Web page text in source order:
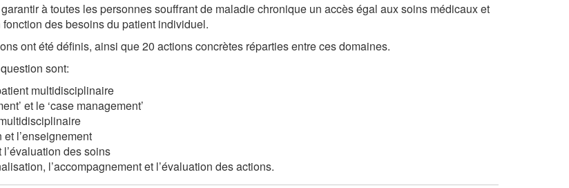
à toutes les personnes souffrant de maladie chronique un accès égal aux soins médicaux et
des besoins du patient individuel.
ont été définis, ainsi que 20 actions concrètes réparties entre ces domaines.
sont:
multidisciplinaire
et le ‘case management’
et l’enseignement
des soins
l’accompagnement et l’évaluation des actions.